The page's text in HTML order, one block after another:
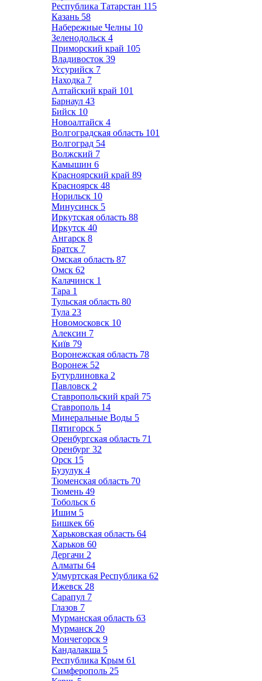
Республика Татарстан 115
Казань 58
Набережные Челны 10
Зеленодольск 4
Приморский край 105
Владивосток 39
Уссурийск 7
Находка 7
Алтайский край 101
Барнаул 43
Бийск 10
Новоалтайск 4
Волгоградская область 101
Волгоград 54
Волжский 7
Камышин 6
Красноярский край 89
Красноярск 48
Норильск 10
Минусинск 5
Иркутская область 88
Иркутск 40
Ангарск 8
Братск 7
Омская область 87
Омск 62
Калачинск 1
Тара 1
Тульская область 80
Тула 23
Новомосковск 10
Алексин 7
Київ 79
Воронежская область 78
Воронеж 52
Бутурлиновка 2
Павловск 2
Ставропольский край 75
Ставрополь 14
Минеральные Воды 5
Пятигорск 5
Оренбургская область 71
Оренбург 32
Орск 15
Бузулук 4
Тюменская область 70
Тюмень 49
Тобольск 6
Ишим 5
Бишкек 66
Харьковская область 64
Харьков 60
Дергачи 2
Алматы 64
Удмуртская Республика 62
Ижевск 28
Сарапул 7
Глазов 7
Мурманская область 63
Мурманск 20
Мончегорск 9
Кандалакша 5
Республика Крым 61
Симферополь 25